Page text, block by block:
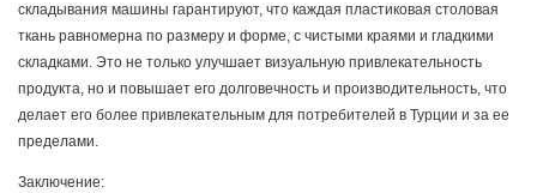
складывания машины гарантируют, что каждая пластиковая столовая
ткань равномерна по размеру и форме, с чистыми краями и гладкими
складками. Это не только улучшает визуальную привлекательность
продукта, но и повышает его долговечность и производительность, что
делает его более привлекательным для потребителей в Турции и за ее
пределами.
Заключение: